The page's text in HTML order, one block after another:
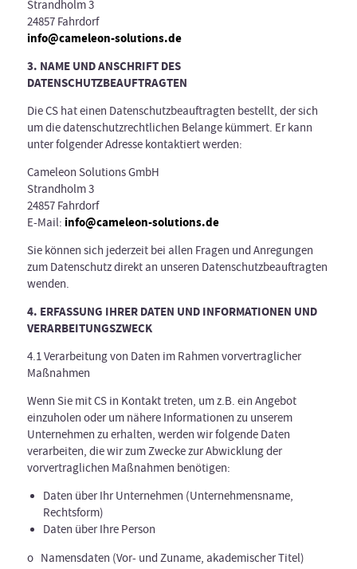
Strandholm 3
24857 Fahrdorf
info@cameleon-solutions.de
3. NAME UND ANSCHRIFT DES
DATENSCHUTZBEAUFTRAGTEN
Die CS hat einen Datenschutzbeauftragten bestellt, der sich
um die datenschutzrechtlichen Belange kümmert. Er kann
unter folgender Adresse kontaktiert werden:
Cameleon Solutions GmbH
Strandholm 3
24857 Fahrdorf
E-Mail: info@cameleon-solutions.de
Sie können sich jederzeit bei allen Fragen und Anregungen
zum Datenschutz direkt an unseren Datenschutzbeauftragten
wenden.
4. ERFASSUNG IHRER DATEN UND INFORMATIONEN UND
VERARBEITUNGSZWECK
4.1 Verarbeitung von Daten im Rahmen vorvertraglicher
Maßnahmen
Wenn Sie mit CS in Kontakt treten, um z.B. ein Angebot
einzuholen oder um nähere Informationen zu unserem
Unternehmen zu erhalten, werden wir folgende Daten
verarbeiten, die wir zum Zwecke zur Abwicklung der
vorvertraglichen Maßnahmen benötigen:
Daten über Ihr Unternehmen (Unternehmensname,
Rechtsform)
Daten über Ihre Person
o Namensdaten (Vor- und Zuname, akademischer Titel)